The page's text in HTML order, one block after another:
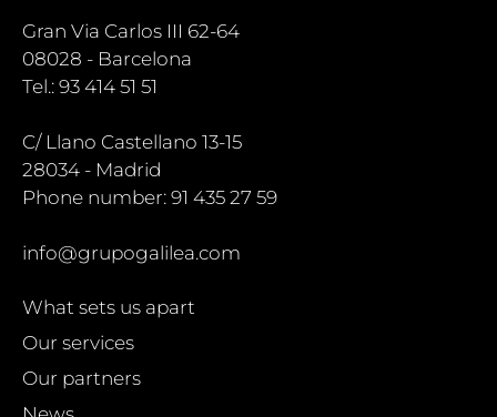
Gran Via Carlos III 62-64
08028 - Barcelona
Tel.: 93 414 51 51
C/ Llano Castellano 13-15
28034 - Madrid
Phone number: 91 435 27 59
info@grupogalilea.com
What sets us apart
Our services
Our partners